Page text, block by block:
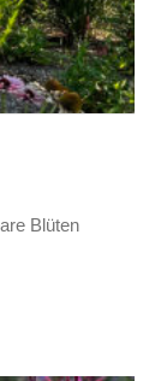
Blüten